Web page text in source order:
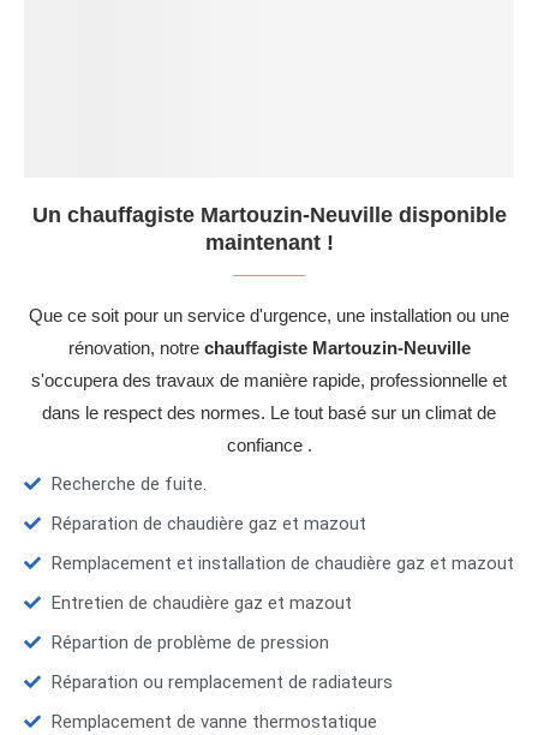
Un chauffagiste Martouzin-Neuville disponible
maintenant !
Que ce soit pour un service d'urgence, une installation ou une
rénovation, notre chauffagiste Martouzin-Neuville
s'occupera des travaux de manière rapide, professionnelle et
dans le respect des normes. Le tout basé sur un climat de
confiance .
Recherche de fuite.
Réparation de chaudière gaz et mazout
Remplacement et installation de chaudière gaz et mazout
Entretien de chaudière gaz et mazout
Répartion de problème de pression
Réparation ou remplacement de radiateurs
Remplacement de vanne thermostatique